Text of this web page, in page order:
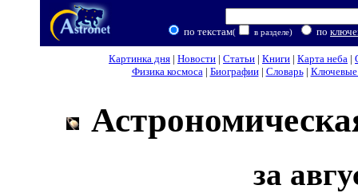
по текстам( в разделе) по
Картинка дня | Новости | Статьи | Книги | Карта неба |
Физика космоса| Биографии| Словарь| Ключевые
за